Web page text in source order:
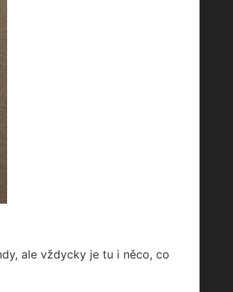
ale vždycky je tu i něco, co